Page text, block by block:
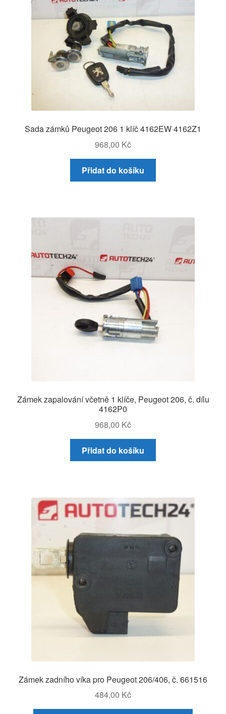
Sada zámků Peugeot 206 1 klíč 4162EW 4162Z1
968,00 Kč
Přidat do košíku
Zámek zapalování včetně 1 klíče, Peugeot 206, č. dílu
4162P0
968,00 Kč
Přidat do košíku
Zámek zadního víka pro Peugeot 206/406, č. 661516
484,00 Kč